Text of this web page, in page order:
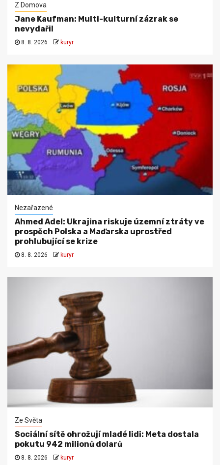
Z Domova
Jane Kaufman: Multi-kulturní zázrak se
nevydařil
8. 8. 2026 kuryr
Nezařazené
Ahmed Adel: Ukrajina riskuje územní ztráty ve
prospěch Polska a Maďarska uprostřed
prohlubující se krize
8. 8. 2026 kuryr
Ze Světa
Sociální sítě ohrožují mladé lidi: Meta dostala
pokutu 942 milionů dolarů
8. 8. 2026 kuryr